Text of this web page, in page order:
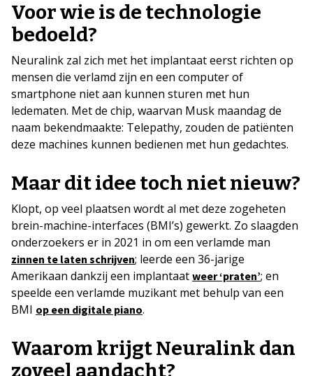
Voor wie is de technologie
bedoeld?
Neuralink zal zich met het implantaat eerst richten op
mensen die verlamd zijn en een computer of
smartphone niet aan kunnen sturen met hun
ledematen. Met de chip, waarvan Musk maandag de
naam bekendmaakte: Telepathy, zouden de patiënten
deze machines kunnen bedienen met hun gedachtes.
Maar dit idee toch niet nieuw?
Klopt, op veel plaatsen wordt al met deze zogeheten
brein-machine-interfaces (BMI’s) gewerkt. Zo slaagden
onderzoekers er in 2021 in om een verlamde man
zinnen te laten schrijven; leerde een 36-jarige
Amerikaan dankzij een implantaat weer ‘praten’; en
speelde een verlamde muzikant met behulp van een
BMI op een digitale piano.
Waarom krijgt Neuralink dan
zoveel aandacht?